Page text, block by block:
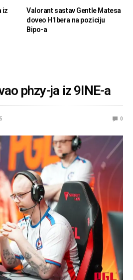
iz
Valorant sastav Gentle Matesa
doveo H1bera na poziciju
Bipo-a
phzy-ja iz 9INE-a
0